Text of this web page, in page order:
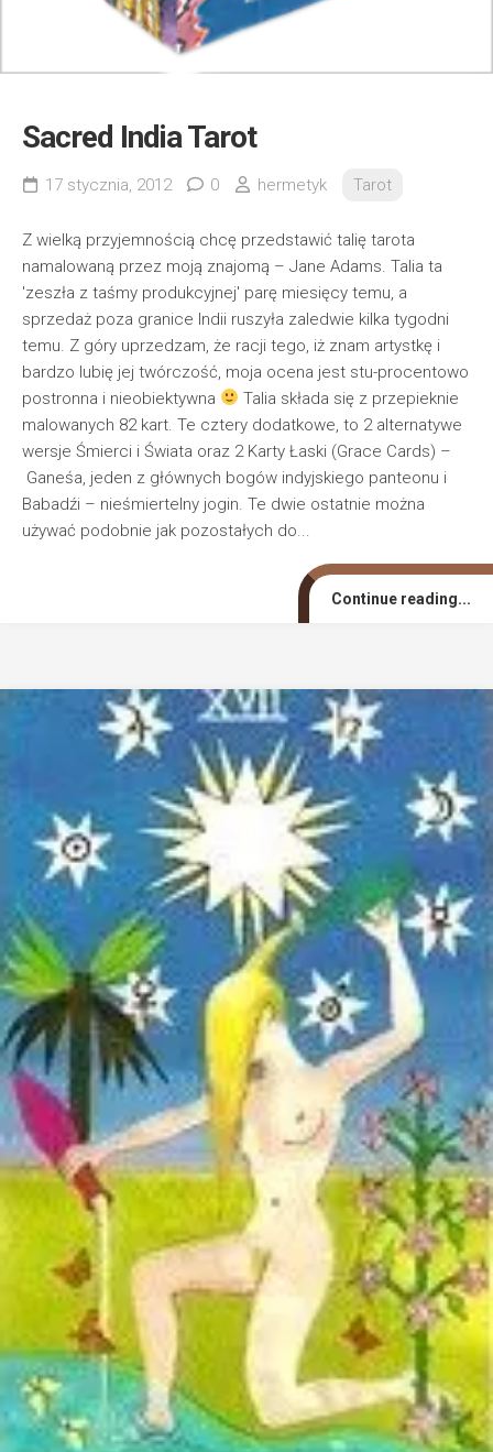
Sacred India Tarot
17 stycznia, 2012 0 hermetyk Tarot
Z wielką przyjemnością chcę przedstawić talię tarota
namalowaną przez moją znajomą – Jane Adams. Talia ta
'zeszła z taśmy produkcyjnej' parę miesięcy temu, a
sprzedaż poza granice Indii ruszyła zaledwie kilka tygodni
temu. Z góry uprzedzam, że racji tego, iż znam artystkę i
bardzo lubię jej twórczość, moja ocena jest stu-procentowo
postronna i nieobiektywna
Talia składa się z przepieknie
malowanych 82 kart. Te cztery dodatkowe, to 2 alternatywe
wersje Śmierci i Świata oraz 2 Karty Łaski (Grace Cards) –
Ganeśa, jeden z głównych bogów indyjskiego panteonu i
Babadźi – nieśmiertelny jogin. Te dwie ostatnie można
używać podobnie jak pozostałych do...
Continue reading...